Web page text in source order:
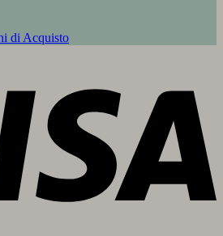
di Acquisto